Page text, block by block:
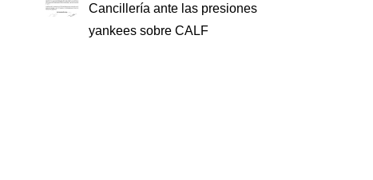
Cancillería ante las presiones
yankees sobre CALF